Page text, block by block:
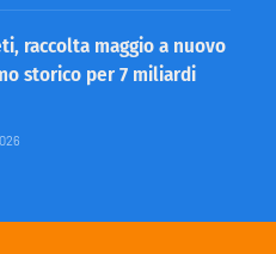
raccolta maggio a nuovo
storico per 7 miliardi